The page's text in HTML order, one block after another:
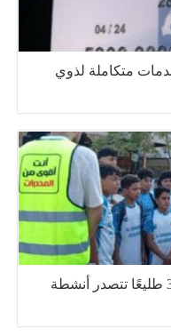
861 بطاقة خدمات متكاملة لذوي
ورش مكافحة الإدمان بمشاركة 350 طليعًا تتصدر أنشطة